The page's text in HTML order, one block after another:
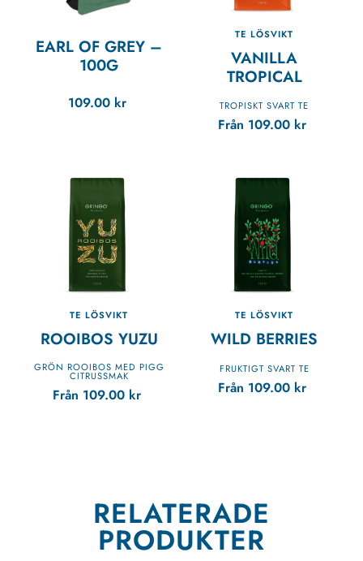
EARL OF GREY –
100G
109.00 kr
TE LÖSVIKT
VANILLA
TROPICAL
TROPISKT SVART TE
Från 109.00 kr
TE LÖSVIKT
ROOIBOS YUZU
GRÖN ROOIBOS MED PIGG
CITRUSSMAK
Från 109.00 kr
TE LÖSVIKT
WILD BERRIES
FRUKTIGT SVART TE
Från 109.00 kr
RELATERADE
PRODUKTER